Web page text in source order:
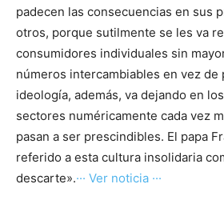
padecen las consecuencias en sus
otros, porque sutilmente se les va
consumidores individuales sin
números intercambiables en vez de
ideología, además, va dejando en
sectores numéricamente cada vez
pasan a ser prescindibles. El papa
referido a esta cultura insolidaria
descarte».··· Ver noticia ···